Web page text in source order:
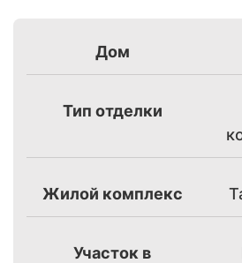
Дом
Тип отделки
Жилой комплекс
Участок в